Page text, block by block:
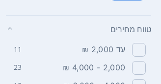
טווח מחירים
עד 2,000 ₪ 11
2,000 - 4,000 ₪
23